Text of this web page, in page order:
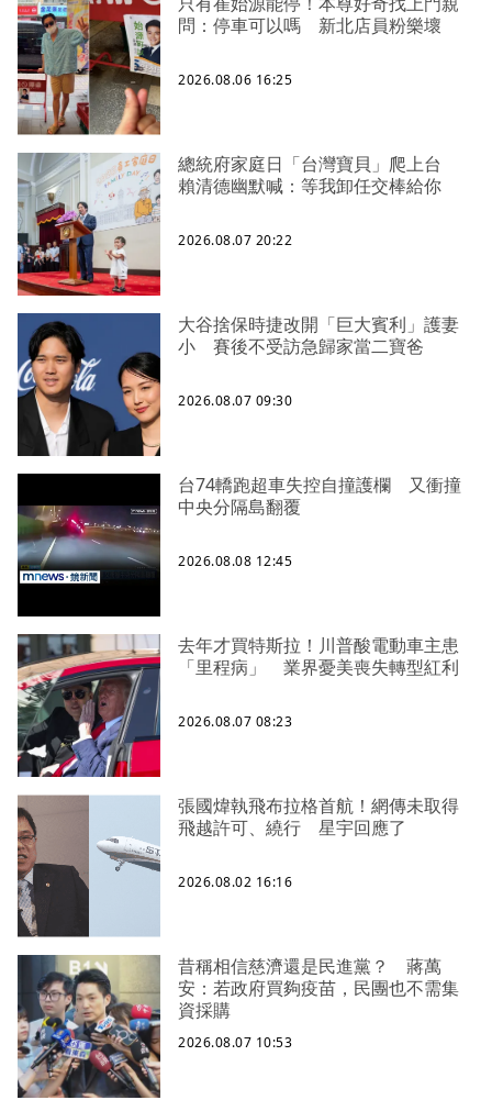
問：停車可以嗎 新北店員粉樂壞
2026.08.06 16:25
總統府家庭日「台灣寶貝」爬上台
賴清德幽默喊：等我卸任交棒給你
2026.08.07 20:22
大谷捨保時捷改開「巨大賓利」護妻
小 賽後不受訪急歸家當二寶爸
2026.08.07 09:30
台74轎跑超車失控自撞護欄 又衝撞
中央分隔島翻覆
2026.08.08 12:45
去年才買特斯拉！川普酸電動車主患
「里程病」 業界憂美喪失轉型紅利
2026.08.07 08:23
張國煒執飛布拉格首航！網傳未取得
飛越許可、繞行 星宇回應了
2026.08.02 16:16
昔稱相信慈濟還是民進黨？ 蔣萬
安：若政府買夠疫苗，民團也不需集
資採購
2026.08.07 10:53